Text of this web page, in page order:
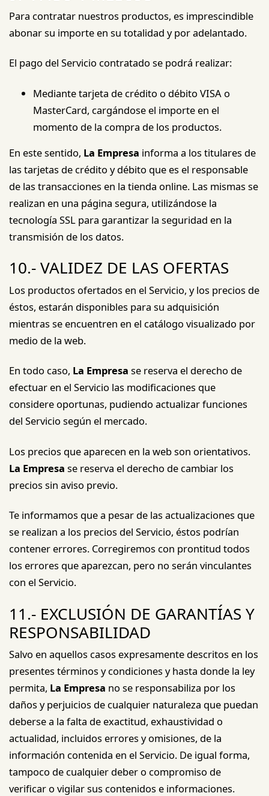
Para contratar nuestros productos, es imprescindible
abonar su importe en su totalidad y por adelantado.
El pago del Servicio contratado se podrá realizar:
Mediante tarjeta de crédito o débito VISA o
MasterCard, cargándose el importe en el
momento de la compra de los productos.
En este sentido, La Empresa informa a los titulares de
las tarjetas de crédito y débito que es el responsable
de las transacciones en la tienda online. Las mismas se
realizan en una página segura, utilizándose la
tecnología SSL para garantizar la seguridad en la
transmisión de los datos.
10.- VALIDEZ DE LAS OFERTAS
Los productos ofertados en el Servicio, y los precios de
éstos, estarán disponibles para su adquisición
mientras se encuentren en el catálogo visualizado por
medio de la web.
En todo caso, La Empresa se reserva el derecho de
efectuar en el Servicio las modificaciones que
considere oportunas, pudiendo actualizar funciones
del Servicio según el mercado.
Los precios que aparecen en la web son orientativos.
La Empresa se reserva el derecho de cambiar los
precios sin aviso previo.
Te informamos que a pesar de las actualizaciones que
se realizan a los precios del Servicio, éstos podrían
contener errores. Corregiremos con prontitud todos
los errores que aparezcan, pero no serán vinculantes
con el Servicio.
11.- EXCLUSIÓN DE GARANTÍAS Y
RESPONSABILIDAD
Salvo en aquellos casos expresamente descritos en los
presentes términos y condiciones y hasta donde la ley
permita, La Empresa no se responsabiliza por los
daños y perjuicios de cualquier naturaleza que puedan
deberse a la falta de exactitud, exhaustividad o
actualidad, incluidos errores y omisiones, de la
información contenida en el Servicio. De igual forma,
tampoco de cualquier deber o compromiso de
verificar o vigilar sus contenidos e informaciones.